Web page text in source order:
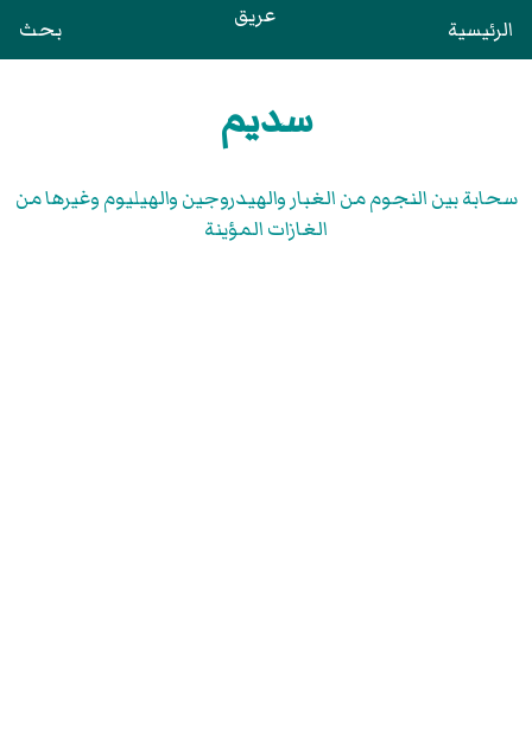
الرئيسية عريق بحث
سديم
سحابة بين النجوم من الغبار والهيدروجين والهيليوم وغيرها من
الغازات المؤينة